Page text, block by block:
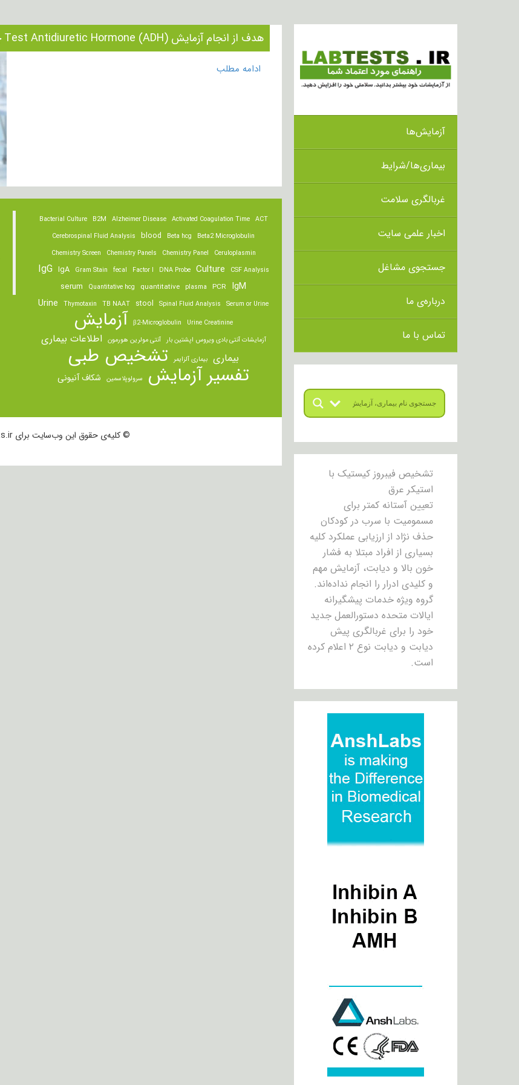
آزمایش‌ها
بیماری‌ها/شرایط
غربالگری سلامت
اخبار علمی سایت
جستجوی مشاغل
درباره‌ی ما
تماس با ما
تشخیص فیبروز کیستیک با
استیکر عرق
تعیین آستانه کمتر برای
مسمومیت با سرب در کودکان
حذف نژاد از ارزیابی عملکرد کلیه
بسیاری از افراد مبتلا به فشار
خون بالا و دیابت، آزمایش مهم
و کلیدی ادرار را انجام نداده‌اند.
گروه ویژه خدمات پیشگیرانه
ایالات متحده دستورالعمل جدید
خود را برای غربالگری پیش
دیابت و دیابت نوع ۲ اعلام کرده
است.
هدف از انجام آزمایش Test Antidiuretic Hormone (ADH) چیست؟
ادامه مطلب
ACT
Activated Coagulation Time
Alzheimer Disease
B2M
Bacterial Culture
Beta2 Microglobulin
Beta hcg
blood
Cerebrospinal Fluid Analysis
Ceruloplasmin
Chemistry Panel
Chemistry Panels
Chemistry Screen
CSF Analysis
Culture
DNA Probe
Factor I
fecal
Gram Stain
IgA
IgG
IgM
PCR
plasma
quantitative
Quantitative hcg
serum
Serum or Urine
Spinal Fluid Analysis
stool
TB NAAT
Thymotaxin
Urine
Urine Creatinine
β2-Microglobulin آزمایش
آزمایشات آنتی بادی ویروس اپشتین بار آنتی مولرین هورمون اطلاعات بیماری
بیماری بیماری آلزایمر تشخیص طبی
تفسیر آزمایش سرولوپلاسمین شکاف آنیونی
© کلیه‌ی حقوق این وب‌سایت برای LabTests.ir محفوظ است.